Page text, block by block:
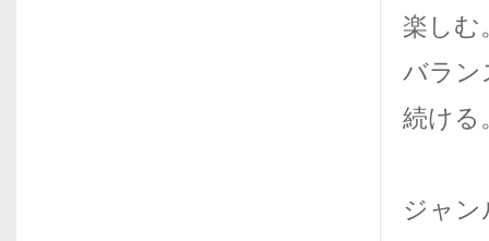
楽しむ
バラン
続ける
ジャ